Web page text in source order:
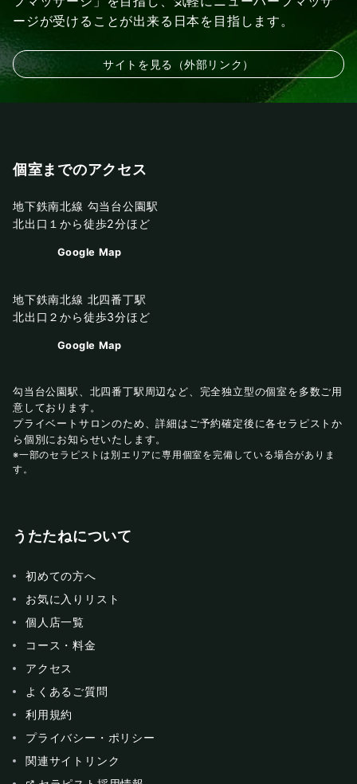
ージが受けることが出来る日本を目指します。
サイトを見る（外部リンク）
個室までのアクセス
地下鉄南北線 勾当台公園駅
北出口１から徒歩2分ほど
Google Map
地下鉄南北線 北四番丁駅
北出口２から徒歩3分ほど
Google Map
勾当台公園駅、北四番丁駅周辺など、完全独立型の個室を多数ご用
意しております。
プライベートサロンのため、詳細はご予約確定後に各セラピストか
ら個別にお知らせいたします。
※一部のセラピストは別エリアに専用個室を完備している場合がありま
す。
うたたねについて
初めての方へ
お気に入りリスト
個人店一覧
コース・料金
アクセス
よくあるご質問
利用規約
プライバシー・ポリシー
関連サイトリンク